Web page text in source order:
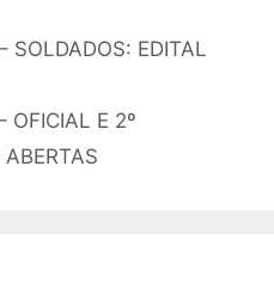
SOLDADOS: EDITAL
OFICIAL E 2º